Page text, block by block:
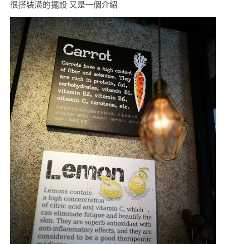
很搭裝潢的擺設 又是一個介紹